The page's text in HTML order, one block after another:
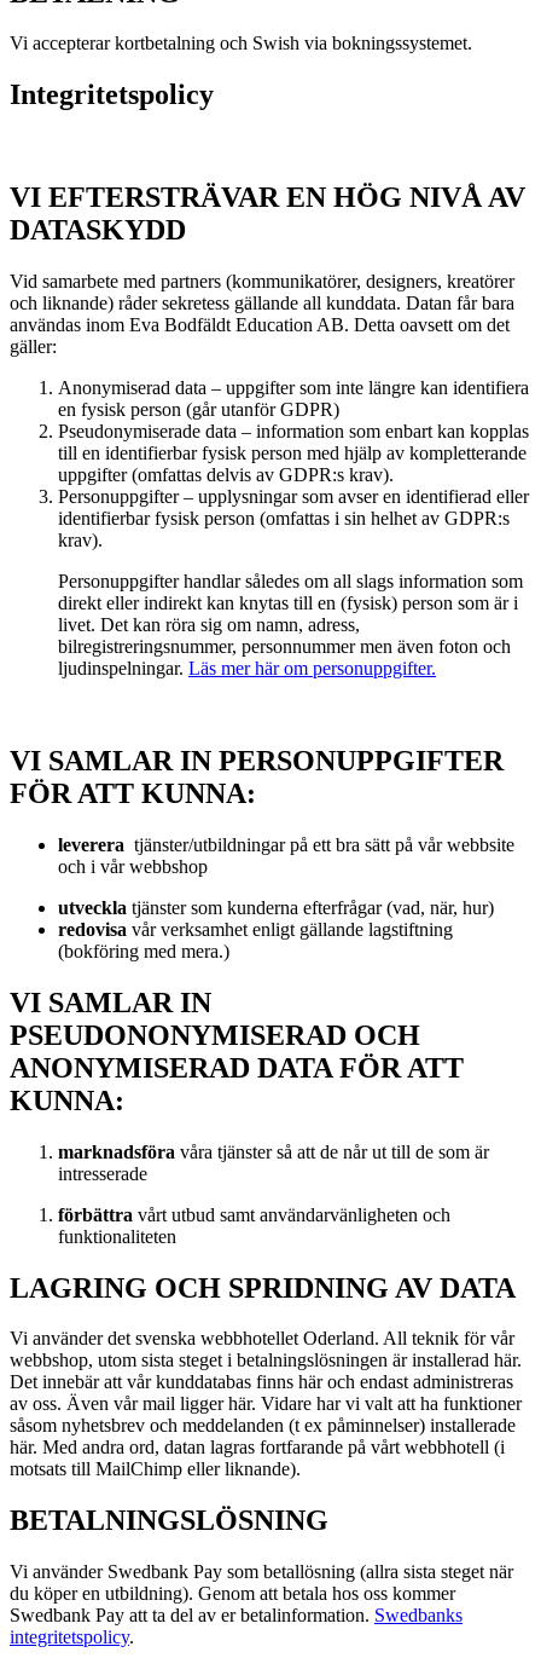
Vi accepterar kortbetalning och Swish via bokningssystemet.
Integritetspolicy
VI EFTERSTRÄVAR EN HÖG NIVÅ AV
DATASKYDD
Vid samarbete med partners (kommunikatörer, designers, kreatörer
och liknande) råder sekretess gällande all kunddata. Datan får bara
användas inom Eva Bodfäldt Education AB. Detta oavsett om det
gäller:
Anonymiserad data – uppgifter som inte längre kan identifiera
en fysisk person (går utanför GDPR)
Pseudonymiserade data – information som enbart kan kopplas
till en identifierbar fysisk person med hjälp av kompletterande
uppgifter (omfattas delvis av GDPR:s krav).
Personuppgifter – upplysningar som avser en identifierad eller
identifierbar fysisk person (omfattas i sin helhet av GDPR:s
krav).
Personuppgifter handlar således om all slags information som
direkt eller indirekt kan knytas till en (fysisk) person som är i
livet. Det kan röra sig om namn, adress,
bilregistreringsnummer, personnummer men även foton och
ljudinspelningar. Läs mer här om personuppgifter.
VI SAMLAR IN PERSONUPPGIFTER
FÖR ATT KUNNA:
leverera tjänster/utbildningar på ett bra sätt på vår webbsite
och i vår webbshop
utveckla tjänster som kunderna efterfrågar (vad, när, hur)
redovisa vår verksamhet enligt gällande lagstiftning
(bokföring med mera.)
VI SAMLAR IN
PSEUDONONYMISERAD OCH
ANONYMISERAD DATA FÖR ATT
KUNNA:
marknadsföra våra tjänster så att de når ut till de som är
intresserade
förbättra vårt utbud samt användarvänligheten och
funktionaliteten
LAGRING OCH SPRIDNING AV DATA
Vi använder det svenska webbhotellet Oderland. All teknik för vår
webbshop, utom sista steget i betalningslösningen är installerad här.
Det innebär att vår kunddatabas finns här och endast administreras
av oss. Även vår mail ligger här. Vidare har vi valt att ha funktioner
såsom nyhetsbrev och meddelanden (t ex påminnelser) installerade
här. Med andra ord, datan lagras fortfarande på vårt webbhotell (i
motsats till MailChimp eller liknande).
BETALNINGSLÖSNING
Vi använder Swedbank Pay som betallösning (allra sista steget när
du köper en utbildning). Genom att betala hos oss kommer
Swedbank Pay att ta del av er betalinformation. Swedbanks
integritetspolicy.